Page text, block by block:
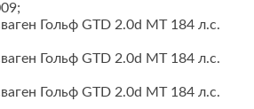
Гольф GTD 2.0d MT 184 л.с.
Гольф GTD 2.0d MT 184 л.с.
Гольф GTD 2.0d MT 184 л.с.